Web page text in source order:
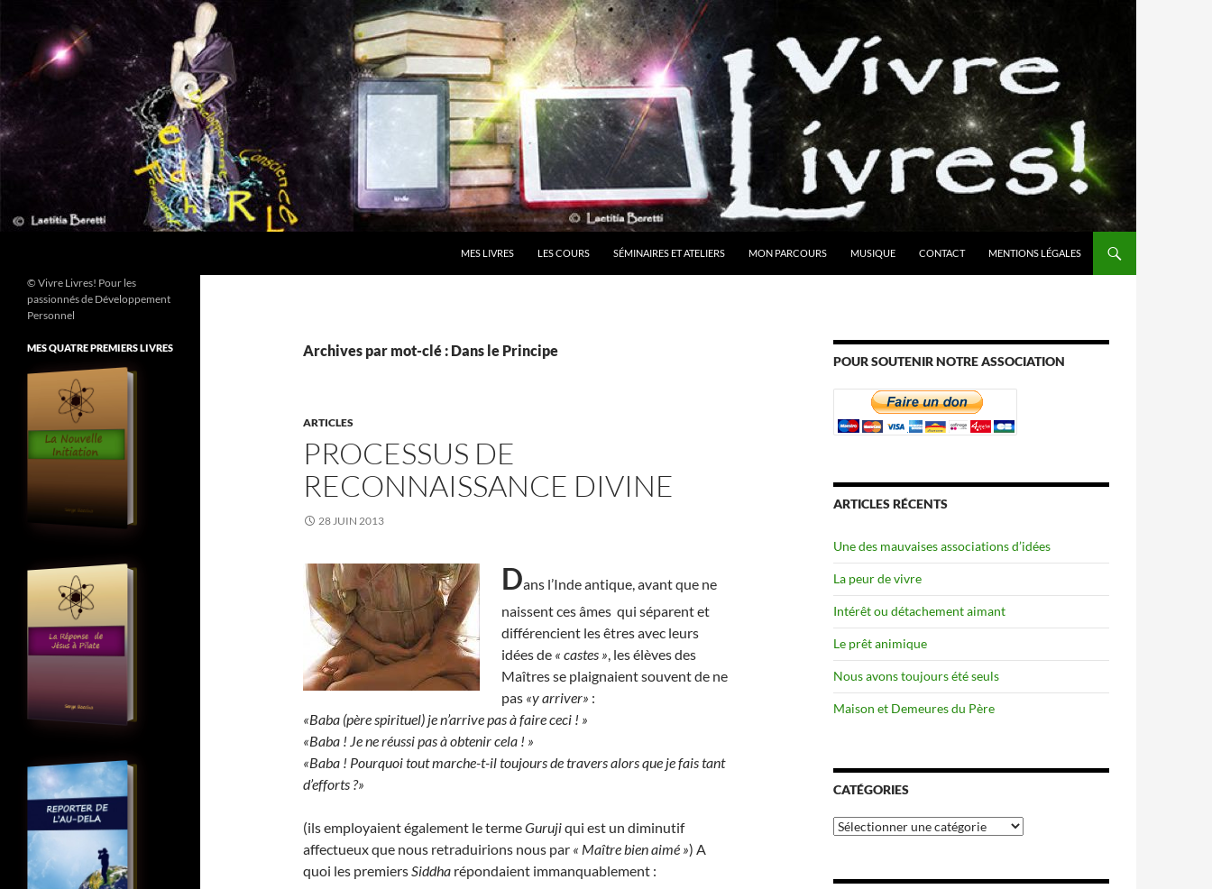
contenu
MES LIVRES LES COURS SÉMINAIRES ET ATELIERS MON PARCOURS MUSIQUE CONTACT MENTIONS LÉGALES
Archives par mot-clé : Dans le Principe
ARTICLES
PROCESSUS DE
RECONNAISSANCE DIVINE
28 JUIN 2013
Dans l’Inde antique, avant que ne
naissent ces âmes qui séparent et
différencient les êtres avec leurs
idées de « castes », les élèves des
Maîtres se plaignaient souvent de ne
pas «y arriver» :
«Baba (père spirituel) je n’arrive pas à faire ceci ! »
«Baba ! Je ne réussi pas à obtenir cela ! »
«Baba ! Pourquoi tout marche-t-il toujours de travers alors que je fais tant
d’efforts ?»
(ils employaient également le termeGurujiqui est un diminutif
affectueux que nous retraduirions nous par « Maître bien aimé ») A
quoi les premiersSiddha répondaient immanquablement :
POUR SOUTENIR NOTRE ASSOCIATION
ARTICLES RÉCENTS
Une des mauvaises associations d’idées
La peur de vivre
Intérêt ou détachement aimant
Le prêt animique
Nous avons toujours été seuls
Maison et Demeures du Père
CATÉGORIES
Catégories
© Vivre Livres! Pour les
passionnés de Développement
Personnel
MES QUATRE PREMIERS LIVRES